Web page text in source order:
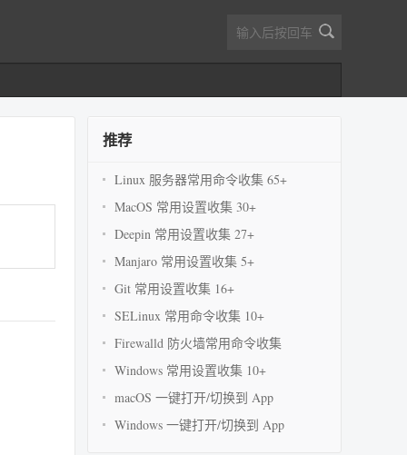
推荐
Linux 服务器常用命令收集 65+
MacOS 常用设置收集 30+
Deepin 常用设置收集 27+
Manjaro 常用设置收集 5+
Git 常用设置收集 16+
SELinux 常用命令收集 10+
Firewalld 防火墙常用命令收集
Windows 常用设置收集 10+
macOS 一键打开/切换到 App
Windows 一键打开/切换到 App